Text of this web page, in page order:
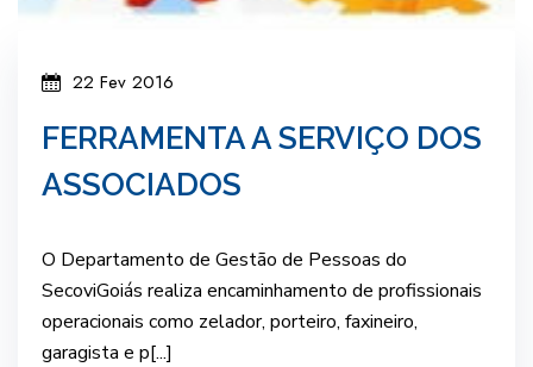
22 Fev 2016
FERRAMENTA A SERVIÇO DOS
ASSOCIADOS
O Departamento de Gestão de Pessoas do
SecoviGoiás realiza encaminhamento de profissionais
operacionais como zelador, porteiro, faxineiro,
garagista e p[...]